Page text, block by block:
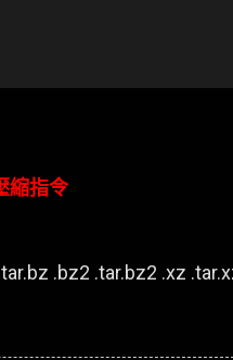
縮指令
.bz2 .tar.bz2 .xz